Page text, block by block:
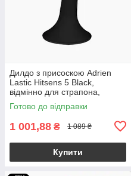
Дилдо з присоскою Adrien
Lastic Hitsens 5 Black,
відмінно для страпона,
діаметр 2,4 см, довжина
13см
Готово до відправки
1 001,88 ₴ 1 089 ₴
Купити